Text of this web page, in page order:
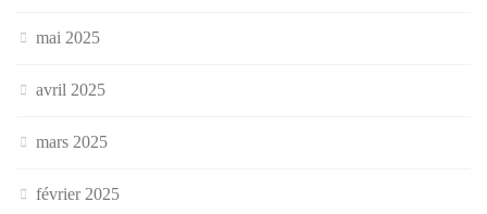
mai 2025
avril 2025
mars 2025
février 2025